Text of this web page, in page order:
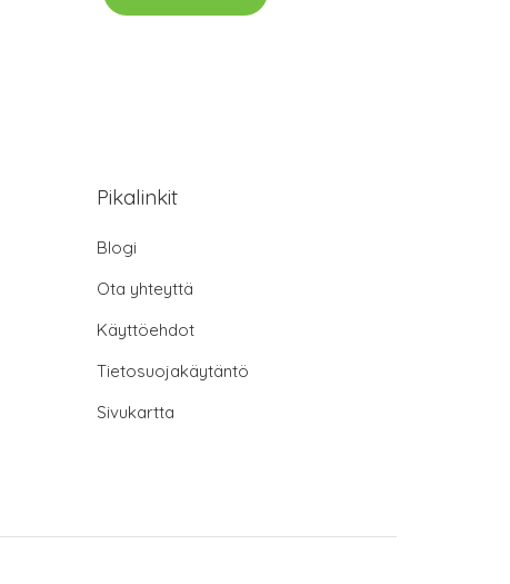
Pikalinkit
Blogi
Ota yhteyttä
Käyttöehdot
Tietosuojakäytäntö
Sivukartta